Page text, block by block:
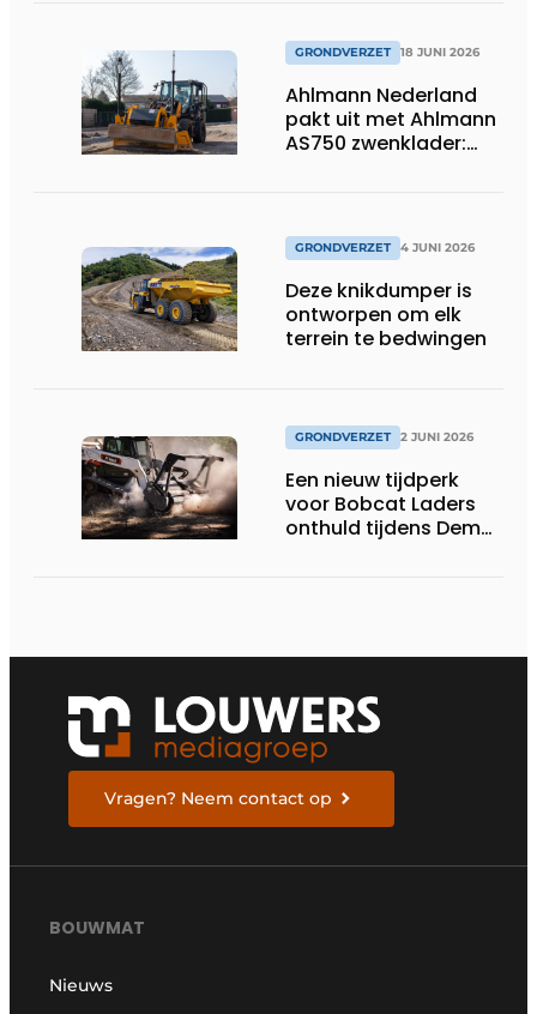
GRONDVERZET 18 JUNI 2026
Ahlmann Nederland
pakt uit met Ahlmann
AS750 zwenklader:
besturing.
GRONDVERZET 4 JUNI 2026
Deze knikdumper is
ontworpen om elk
terrein te bedwingen
GRONDVERZET 2 JUNI 2026
Een nieuw tijdperk
voor Bobcat Laders
onthuld tijdens Demo
Vragen? Neem contact op
BOUWMAT
Nieuws